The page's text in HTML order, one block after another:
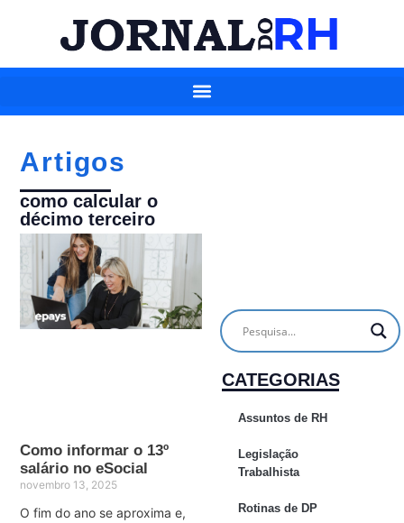
Artigos
como calcular o
décimo terceiro
Como informar o 13º
salário no eSocial
novembro 13, 2025
O fim do ano se aproxima e,
CATEGORIAS
Assuntos de RH
Legislação
Trabalhista
Rotinas de DP